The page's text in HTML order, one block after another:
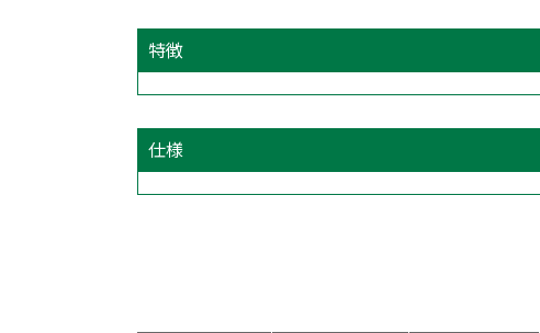
特徴
仕様